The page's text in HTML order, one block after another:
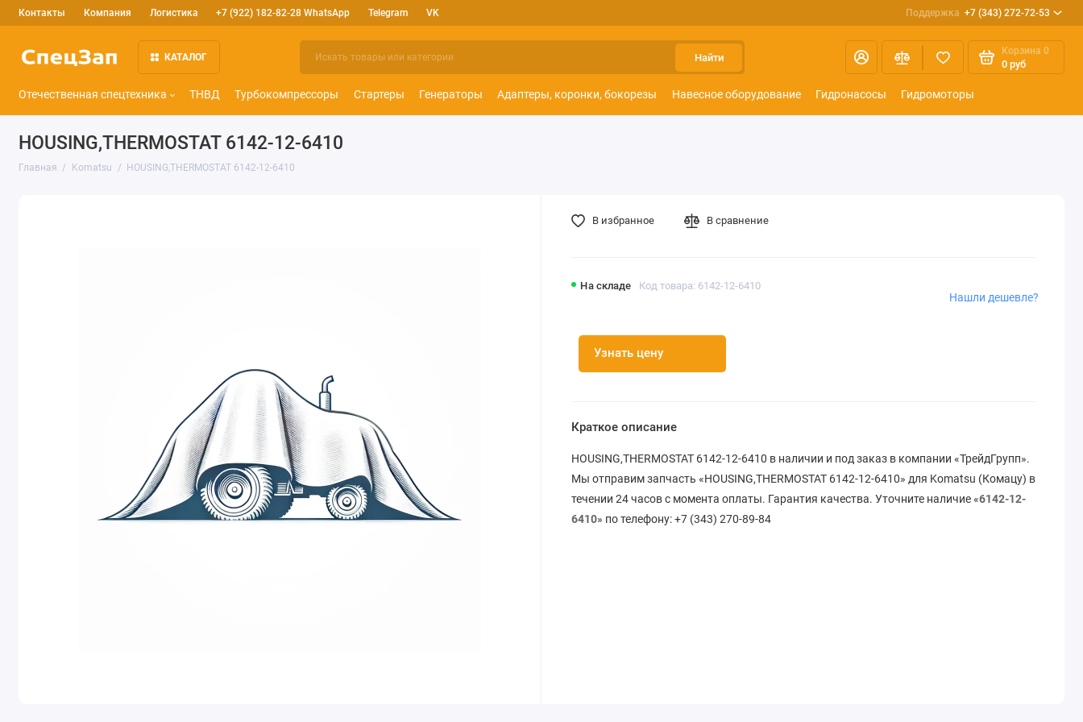
Контакты Компания Логистика +7 (922) 182-82-28 WhatsApp Telegram VK Поддержка +7 (343) 272-72-53
КАТАЛОГ Найти
Корзина 0
0 руб
Отечественная спецтехника ТНВД Турбокомпрессоры Стартеры Генераторы Адаптеры, коронки, бокорезы Навесное оборудование Гидронасосы Гидромоторы
HOUSING,THERMOSTAT 6142-12-6410
Главная Komatsu HOUSING,THERMOSTAT 6142-12-6410
На складе Код товара: 6142-12-6410
Узнать цену
Нашли дешевле?
В избранное В сравнение
Краткое описание
HOUSING,THERMOSTAT 6142-12-6410 в наличии и под заказ в компании «ТрейдГрупп».
Мы отправим запчасть «HOUSING,THERMOSTAT 6142-12-6410» для Komatsu (Комацу) в
течении 24 часов с момента оплаты. Гарантия качества. Уточните наличие «6142-12-
6410» по телефону: +7 (343) 270-89-84